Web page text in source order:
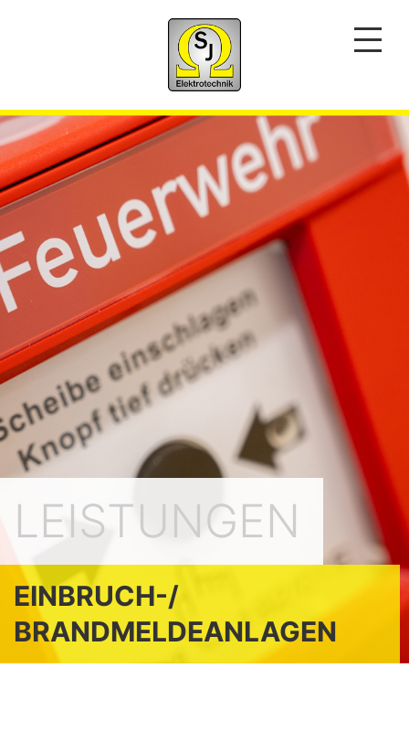
LEISTUNGEN
EINBRUCH-/
BRANDMELDEANLAGEN